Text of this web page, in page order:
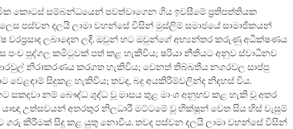
කොටස් සම්බන්ධයෙන් පවත්වාගෙන ගිය ඉවසීමේ ප්‍රතිපත්තියක
පස්වන දලයි ලාමා වහන්සේ විසින් මුස්ලිම් සමාජයේ සාමාජිකයන්
වරප්‍රසාද ලබාදෙන ලදී. ඔවුන් හට ඔවුන්ගේ අභ්‍යන්තර කරුණු අධීක්ෂණය
පංච පුද්ගල කමිටුවක් පත් කළ හැකිවිය; ෂරියා නීතියට අනුව ස්වාධීනව
නිරාකරණය කරගත හැකිවිය; වෙනත් තිබ්බතීය නගරවල සාප්පු
වෙළඳාම් සිදුකළ හැකිවිය; තවද, බදු අයකිරීම්වලින්ද නිදහස් විය.
සකදවා නම් බෞද්ධ ශුද්ධ වූ මාසය තුළ මාංශ අනුභව කළ හැකි වූ අතර
උත්සවයන් අතරතුර නිලධාරී මට්ටමේ වූ භික්ෂූන් වෙත සිය හිස් වැසුම්
ගරු කිරීමක් සිදු කළ යුතු නොවීය. තවද පස්වන දලයි ලාමා වහන්සේ විසින්